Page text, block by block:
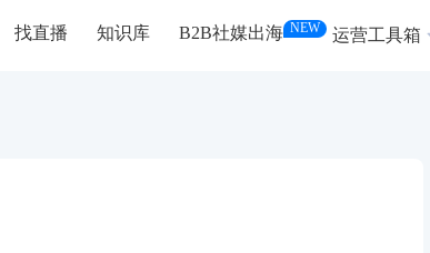
找直播 知识库 B2B社媒出海 NEW 运营工具箱